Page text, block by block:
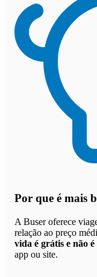
Por que é mais
A Buser oferece
relação ao preço
vida é grátis e não
app ou site.